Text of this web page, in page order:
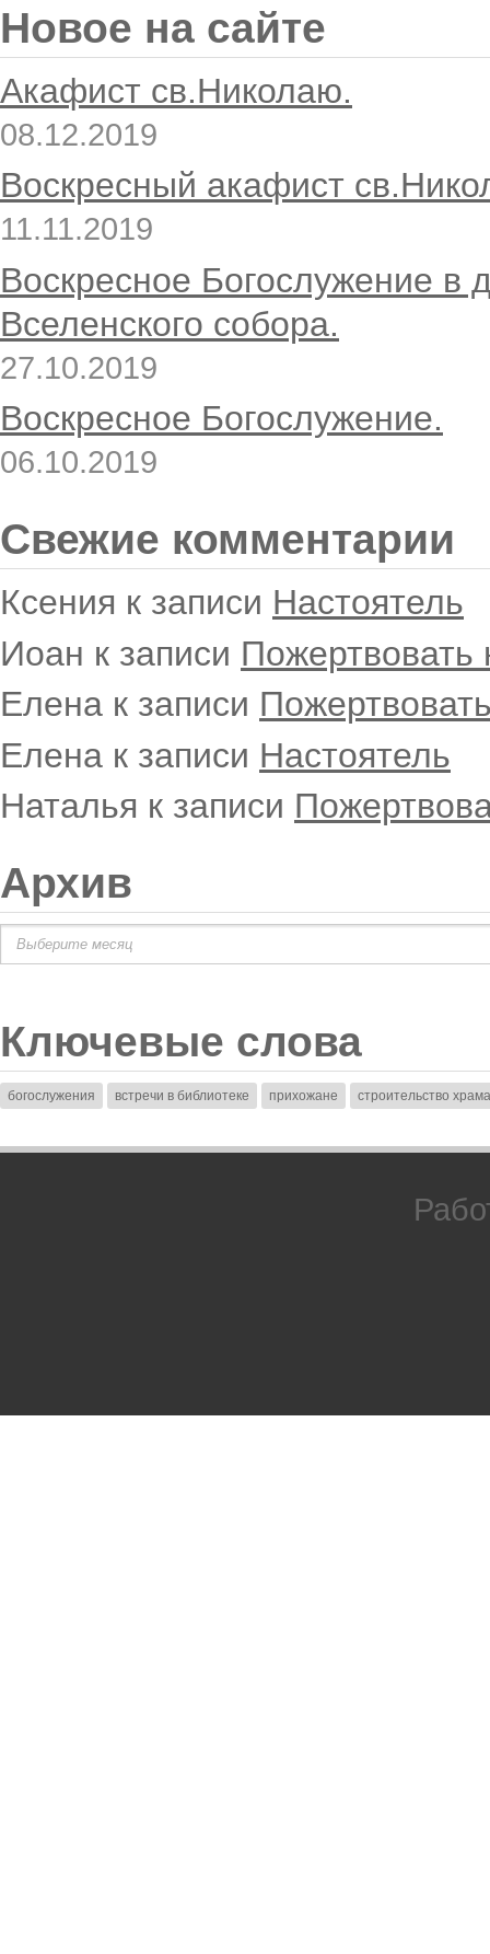
Новое на сайте
Акафист св.Николаю.
08.12.2019
Воскресный акафист
11.11.2019
Воскресное Богослужение в
Вселенского собора.
27.10.2019
Воскресное Богослужение.
06.10.2019
Свежие комментарии
Ксения к записи Настоятель
Иоан к записи Пожертвовать
Елена к записи
Елена к записи Настоятель
Наталья к записи
Архив
Архив
Ключевые слова
богослужения встречи в библиотеке прихожане строительство храма